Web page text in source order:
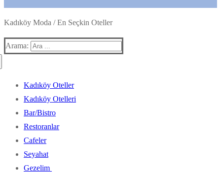
Kadıköy Moda / En Seçkin Oteller
Arama:
Kadıköy Oteller
Kadıköy Otelleri
Bar/Bistro
Restoranlar
Cafeler
Seyahat
Gezelim